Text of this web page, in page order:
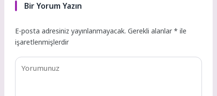
Bir Yorum Yazın
E-posta adresiniz yayınlanmayacak. Gerekli alanlar* ile
işaretlenmişlerdir